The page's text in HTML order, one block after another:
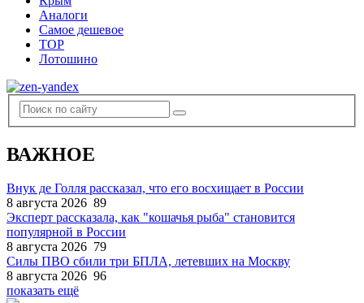
Аналоги
Самое дешевое
TOP
Лотошино
ВАЖНОЕ
Внук де Голля рассказал, что его восхищает в России
8 августа 2026 89
Эксперт рассказала, как "кошачья рыба" становится
популярной в России
8 августа 2026 79
Силы ПВО сбили три БПЛА, летевших на Москву
8 августа 2026 96
показать ещё